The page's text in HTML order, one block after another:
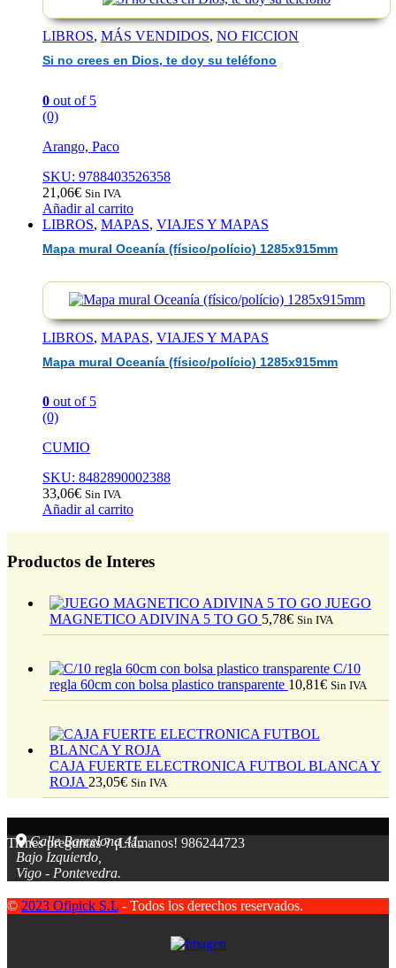
LIBROS, MÁS VENDIDOS, NO FICCION
Si no crees en Dios, te doy su teléfono
0 out of 5
(0)
Arango, Paco
SKU: 9788403526358
21,06€ Sin IVA
Añadir al carrito
LIBROS, MAPAS, VIAJES Y MAPAS
Mapa mural Oceanía (físico/polício) 1285x915mm
LIBROS, MAPAS, VIAJES Y MAPAS
Mapa mural Oceanía (físico/polício) 1285x915mm
0 out of 5
(0)
CUMIO
SKU: 8482890002388
33,06€ Sin IVA
Añadir al carrito
Productos de Interes
JUEGO
MAGNETICO ADIVINA 5 TO GO 5,78€ Sin IVA
C/10
regla 60cm con bolsa plastico transparente 10,81€ Sin IVA
CAJA FUERTE ELECTRONICA FUTBOL BLANCA Y
ROJA 23,05€ Sin IVA
Tienes preguntas ? ¡Llámanos! 986244723
Calle Barcelona 41,
Bajo Izquierdo,
Vigo - Pontevedra.
© 2023 Ofipick S.L - Todos los derechos reservados.